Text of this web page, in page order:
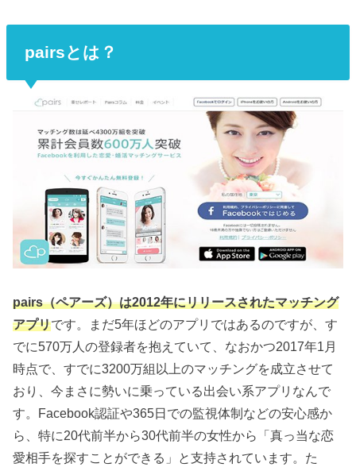
pairsとは？
pairs（ペアーズ）は2012年にリリースされたマッチング
アプリです。まだ5年ほどのアプリではあるのですが、す
でに570万人の登録者を抱えていて、なおかつ2017年1月
時点で、すでに3200万組以上のマッチングを成立させて
おり、今まさに勢いに乗っている出会い系アプリなんで
す。Facebook認証や365日での監視体制などの安心感か
ら、特に20代前半から30代前半の女性から「真っ当な恋
愛相手を探すことができる」と支持されています。た